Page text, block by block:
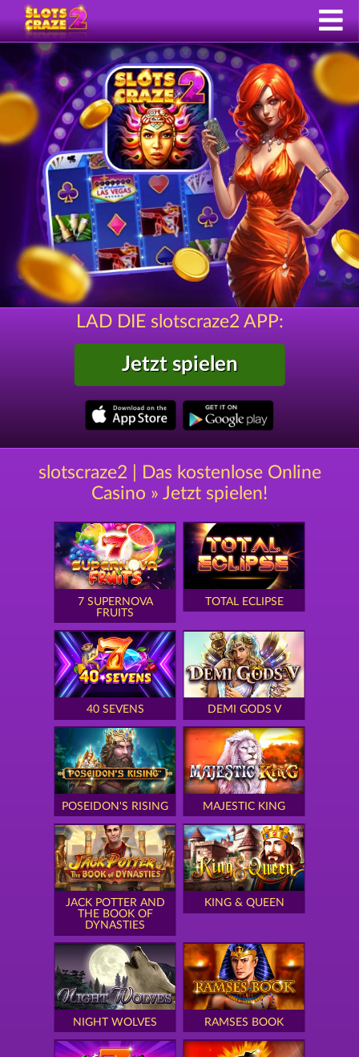
LAD DIE slotscraze2 APP:
Jetzt spielen
slotscraze2 | Das kostenlose Online
Casino » Jetzt spielen!
7 SUPERNOVA
FRUITS
TOTAL ECLIPSE
40 SEVENS DEMI GODS V
POSEIDON'S RISING MAJESTIC KING
JACK POTTER AND
THE BOOK OF
DYNASTIES
KING & QUEEN
NIGHT WOLVES RAMSES BOOK